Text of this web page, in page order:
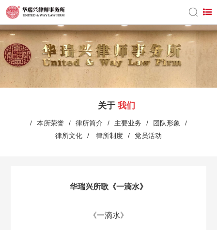
/ 本所荣誉 / 律所简介 / 主要业务 / 团队形象
/
律所文化
/ 律所制度 / 党员活动
关于 我们
华瑞兴所歌《一滴水》
《一滴水》